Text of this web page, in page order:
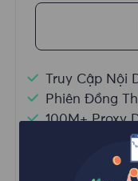
Truy Cập Nội
Phiên Đồng
100M+ Proxy
Quay Proxy
HTTP(S)/